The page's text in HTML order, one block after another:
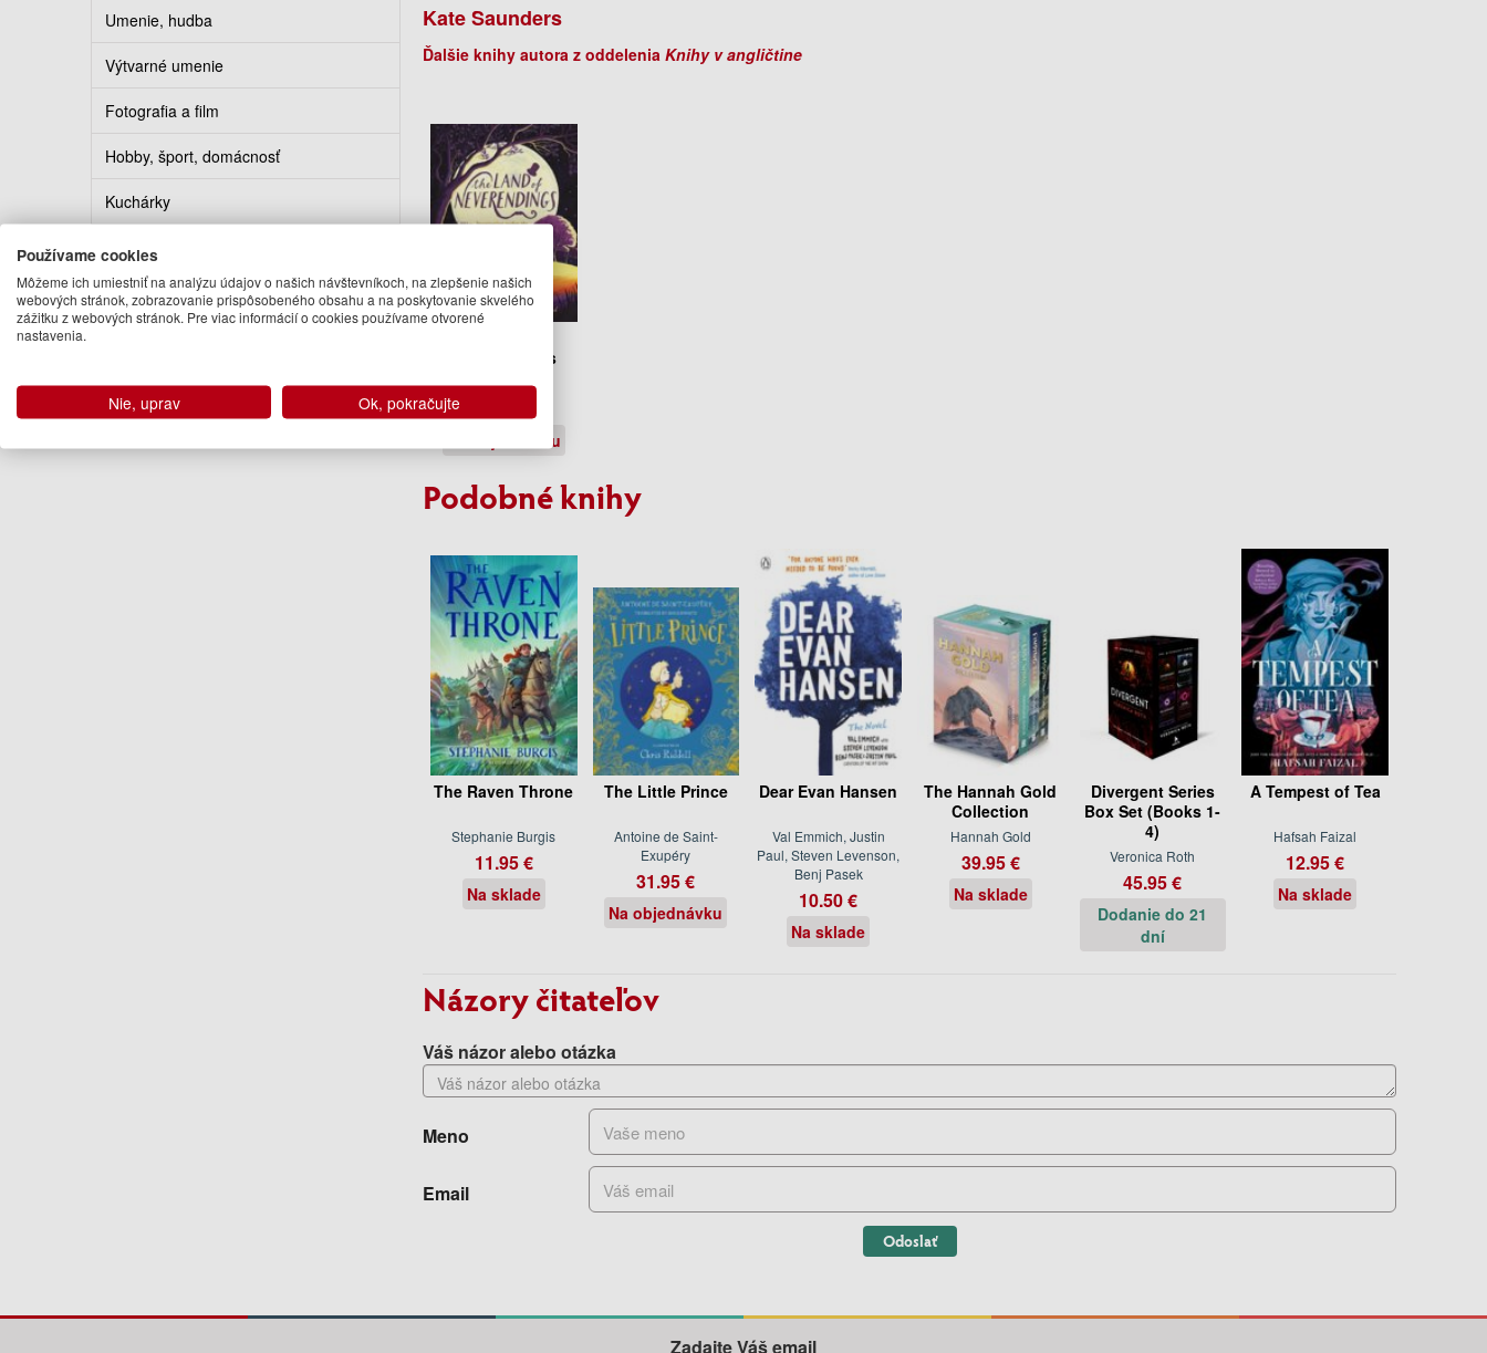
Umenie, hudba
Výtvarné umenie
Fotografia a film
Hobby, šport, domácnosť
Kuchárky
Erotika
Kalendáre, diáre, pohľadnice
Kate Saunders
Ďalšie knihy autora z oddelenia Knihy v angličtine
Neverendings
Kate Saunders
Na objednávku
Podobné knihy
The Raven Throne
Stephanie Burgis
11.95 €
Na sklade
The Little Prince
Antoine de Saint-
Exupéry
31.95 €
Na objednávku
Dear Evan Hansen
Val Emmich, Justin
Paul, Steven Levenson,
Benj Pasek
10.50 €
Na sklade
The Hannah Gold
Collection
Hannah Gold
39.95 €
Na sklade
Divergent Series
Box Set (Books 1-
4)
Veronica Roth
45.95 €
Dodanie do 21
dní
A Tempest of Tea
Hafsah Faizal
12.95 €
Na sklade
Názory čitateľov
Váš názor alebo otázka
Meno
Email
Odoslať
Zadajte Váš email
Používame cookies
Môžeme ich umiestniť na analýzu údajov o našich návštevníkoch, na zlepšenie našich
webových stránok, zobrazovanie prispôsobeného obsahu a na poskytovanie skvelého
zážitku z webových stránok. Pre viac informácií o cookies používame otvorené
nastavenia.
Nie, uprav Ok, pokračujte